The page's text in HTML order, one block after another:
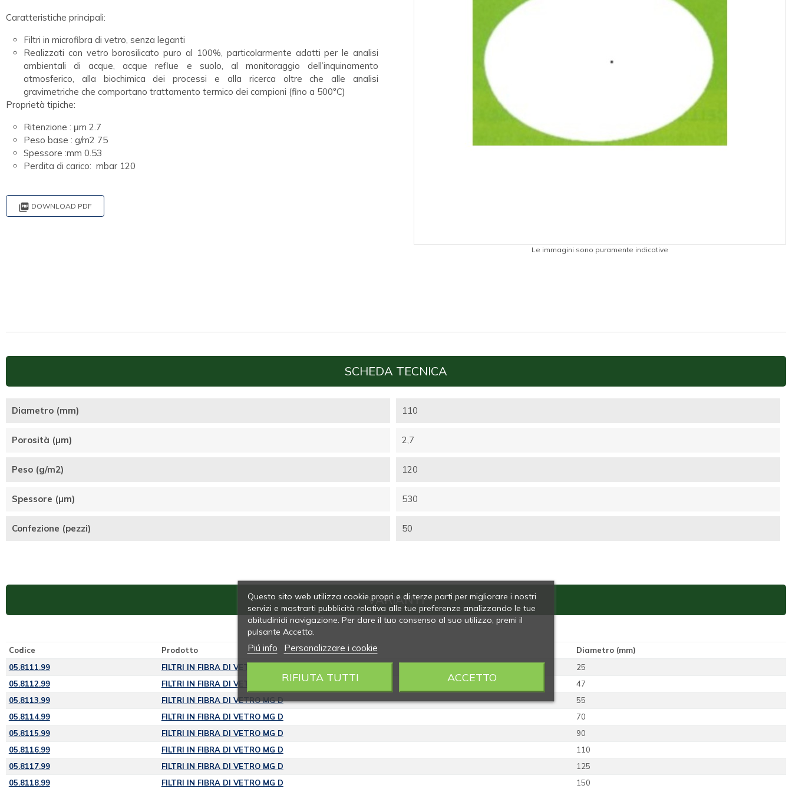
Caratteristiche principali:
Filtri in microfibra di vetro, senza leganti
Realizzati con vetro borosilicato puro al 100%, particolarmente adatti per le analisi
ambientali di acque, acque reflue e suolo, al monitoraggio dell’inquinamento
atmosferico, alla biochimica dei processi e alla ricerca oltre che alle analisi
gravimetriche che comportano trattamento termico dei campioni (fino a 500°C)
Proprietà tipiche:
Ritenzione : μm 2.7
Peso base : g/m2 75
Spessore :mm 0.53
Perdita di carico: mbar 120
 DOWNLOAD PDF
Le immagini sono puramente indicative
SCHEDA TECNICA
Diametro (mm) 110
Porosità (µm) 2,7
Peso (g/m2) 120
Spessore (µm) 530
Confezione (pezzi) 50
VARIANTI
Codice Prodotto
Diametro (mm)
05.8111.99
FILTRI IN FIBRA DI VETRO MG D
25
05.8112.99
FILTRI IN FIBRA DI VETRO MG D
47
05.8113.99
FILTRI IN FIBRA DI VETRO MG D
55
05.8114.99
FILTRI IN FIBRA DI VETRO MG D
70
05.8115.99
FILTRI IN FIBRA DI VETRO MG D
90
05.8116.99
FILTRI IN FIBRA DI VETRO MG D
110
05.8117.99
FILTRI IN FIBRA DI VETRO MG D
125
05.8118.99
FILTRI IN FIBRA DI VETRO MG D 150
Questo sito web utilizza cookie propri e di terze parti per migliorare i nostri
servizi e mostrarti pubblicità relativa alle tue preferenze analizzando le tue
abitudinidi navigazione. Per dare il tuo consenso al suo utilizzo, premi il
pulsante Accetta.
Piú info Personalizzare i cookie
RIFIUTA TUTTI ACCETTO